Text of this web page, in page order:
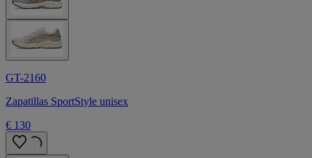
GT-2160
Zapatillas SportStyle unisex
€ 130